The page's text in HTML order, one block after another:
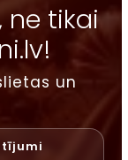
ne tikai
un